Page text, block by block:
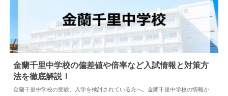
中学情報 2024.04.02
金蘭千里中学校の偏差値や倍率など入試情報と対策方
法を徹底解説！
金蘭千里中学校の受験、入学を検討されている方へ。金蘭千里中学校の情報か